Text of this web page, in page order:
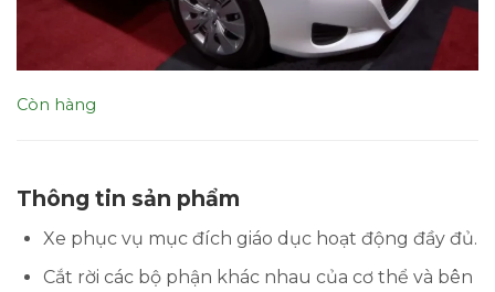
Còn hàng
Thông tin sản phẩm
Xe phục vụ mục đích giáo dục hoạt động đầy đủ.
Cắt rời các bộ phận khác nhau của cơ thể và bên